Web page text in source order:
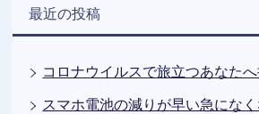
最近の投稿
コロナウイルスで旅立つあなたへ
スマホ電池の減りが早い急にな